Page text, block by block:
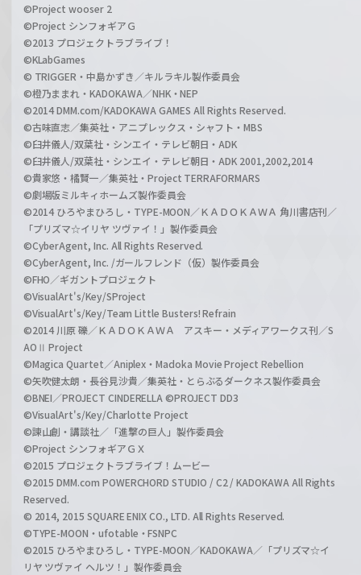
©Project wooser 2
©Project シンフォギアＧ
©2013 プロジェクトラブライブ！
©KLabGames
© TRIGGER・中島かずき／キルラキル製作委員会
©橙乃ままれ・KADOKAWA／NHK・NEP
©2014 DMM.com/KADOKAWA GAMES All Rights Reserved.
©古味直志／集英社・アニプレックス・シャフト・MBS
©臼井儀人/双葉社・シンエイ・テレビ朝日・ADK
©臼井儀人/双葉社・シンエイ・テレビ朝日・ADK 2001,2002,2014
©貴家悠・橘賢一／集英社・Project TERRAFORMARS
©劇場版ミルキィホームズ製作委員会
©2014 ひろやまひろし・TYPE-MOON／ＫＡＤＯＫＡＷＡ 角川書店刊／
「プリズマ☆イリヤ ツヴァイ！」製作委員会
©CyberAgent, Inc. All Rights Reserved.
©CyberAgent, Inc. /ガールフレンド（仮）製作委員会
©FHO／ギガントプロジェクト
©VisualArt's/Key/SProject
©VisualArt's/Key/Team Little Busters! Refrain
©2014 川原 礫／ＫＡＤＯＫＡＷＡ アスキー・メディアワークス刊／S
AOⅡ Project
©Magica Quartet／Aniplex・Madoka Movie Project Rebellion
©矢吹健太朗・長谷見沙貴／集英社・とらぶるダークネス製作委員会
©BNEI／PROJECT CINDERELLA ©PROJECT DD3
©VisualArt's/Key/Charlotte Project
©諫山創・講談社／「進撃の巨人」製作委員会
©Project シンフォギアＧＸ
©2015 プロジェクトラブライブ！ムービー
©2015 DMM.com POWERCHORD STUDIO / C2 / KADOKAWA All Rights
Reserved.
© 2014, 2015 SQUARE ENIX CO., LTD. All Rights Reserved.
©TYPE-MOON・ufotable・FSNPC
©2015 ひろやまひろし・TYPE-MOON／KADOKAWA／「プリズマ☆イ
リヤ ツヴァイ ヘルツ！」製作委員会